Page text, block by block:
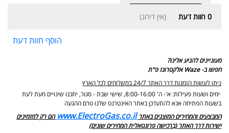
0 חוות דעת (אין דירוג)
הוסף חוות דעת
מעוניינים להגיע אלינו?
חפשו ב- Waze אלקטרוגז פ"ת
ניתן לעשות הזמנות דרך האתר 24/7 במשלוחים לכל הארץ
ימים ושעות פעילות: א'- ה' 8:00-16:00, שישי שבת - סגור,
יתכנו שינויים מעת לעת
בשעות הפתיחה אנא להתעדכן באתר האינטרנט שלנו טרם ההגעה
המבצעים והמחירים המוצגים באתר www.ElectroGas.co.il הם רק למזמינים
ישירות דרך האתר (ברכישה פרונטאלית המחירים שונים)